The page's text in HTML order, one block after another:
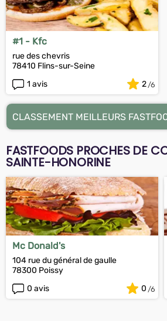
#1 - Kfc
rue des chevris
78410 Flins-sur-Seine
1 avis
2
CLASSEMENT MEILLEURS
FASTFOODS PROCHES DE
SAINTE-HONORINE
Mc Donald's
104 rue du général de gaulle
78300 Poissy
0 avis
0